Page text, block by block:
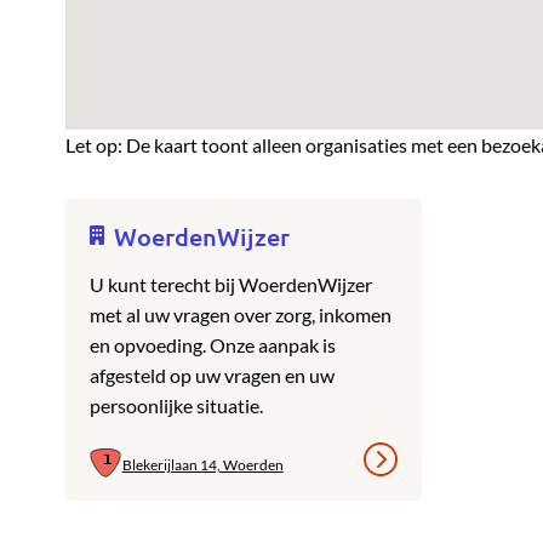
Let op: De kaart toont alleen organisaties met een
WoerdenWijzer
U kunt terecht bij WoerdenWijzer
met al uw vragen over zorg, inkomen
en opvoeding. Onze aanpak is
afgesteld op uw vragen en uw
persoonlijke situatie.
Blekerijlaan 14, Woerden